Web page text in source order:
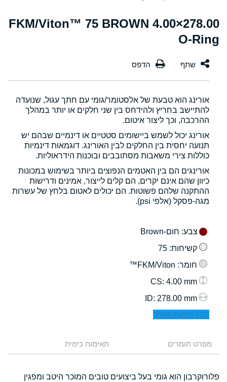
278.00×4.00 FKM/Viton™ 75 BROWN
O-Ring
אורינג הוא טבעת של אלסטומר/גומי עם חתך עגול, שנועדה
להתיישב בחריץ ולהידחס בין שני חלקים או יותר במהלך
ההרכבה, וכך ליצור איטום.
אורינג יכול לשמש ביישומים סטטיים או דינמיים שבהם יש
תנועה יחסית בין החלקים לבין האורינג. דוגמאות דינמיות
כוללות צירי משאבות מסתובבים ובוכנות הידראוליות.
אורינגים הם בין האטמים הנפוצים ביותר בשימוש במכונות
כיוון שהם אינם יקרים, הם קלים לייצור, אמינים ודרישות
ההתקנה שלהם פשוטות. הם יכולים לאטום בלחץ של עשרות
מגה-פסקל (אלפי psi).
צבע: חום-Brown
קשיחות: 75
חומר: FKM/Viton™
: 4.00 mm
: 278.00 mm
קבל הצעת מחיר
מפרט חומרים תאימות כימית
פלורוקרבון הוא גומי בעל ביצועים טובים המוכר היטב ומפגין